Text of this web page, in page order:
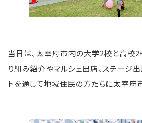
当日は、太宰府市内の大学2校と高校
り組み紹介やマルシェ出店、ステージ
トを通して地域住民の方たちに太宰府